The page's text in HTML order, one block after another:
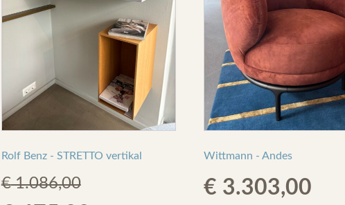
Rolf Benz - STRETTO vertikal
€1.086,00
Wittmann - Andes
€ 3.303,00